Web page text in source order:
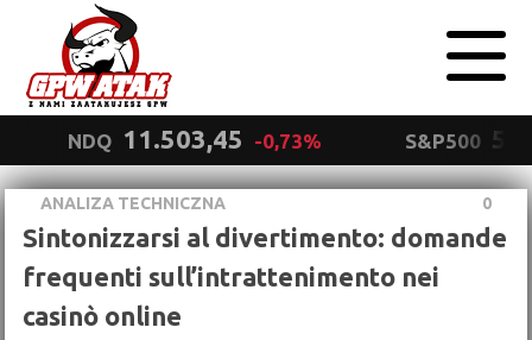
NDQ 11.503,45 -0,73% S&P500
ANALIZA TECHNICZNA 0
Sintonizzarsi al divertimento: domande
frequenti sull’intrattenimento nei
casinò online
prywatności
Wyrażam zgodę.